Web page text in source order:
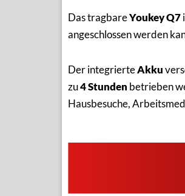
Das tragbareYoukey Q7
angeschlossen werden
Der integrierteAkku
zu4 Stunden betrieben
Hausbesuche,